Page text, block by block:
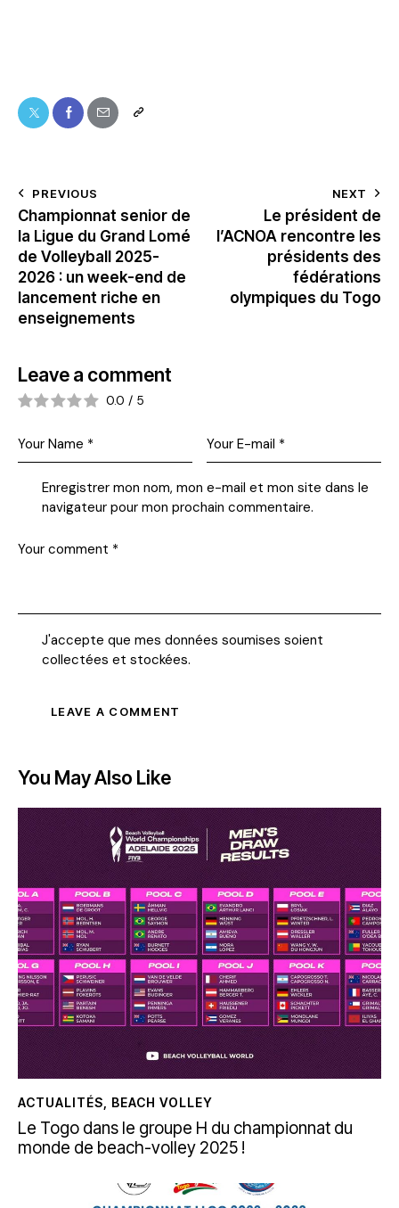
PREVIOUS
Championnat senior de
la Ligue du Grand Lomé
de Volleyball 2025-
2026 : un week-end de
lancement riche en
enseignements
NEXT
Le président de
l’ACNOA rencontre les
présidents des
fédérations
olympiques du Togo
Leave a comment
0.0 / 5
Enregistrer mon nom, mon e-mail et mon site dans le
navigateur pour mon prochain commentaire.
J'accepte que mes données soumises soient
collectées et stockées.
You May Also Like
ACTUALITÉS, BEACH VOLLEY
Le Togo dans le groupe H du championnat du
monde de beach-volley 2025 !